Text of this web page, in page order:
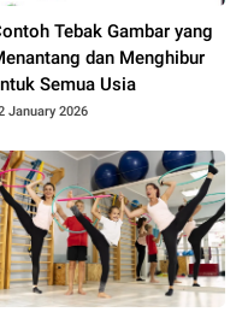
Tebak Gambar yang
dan Menghibur
Semua Usia
January 2026